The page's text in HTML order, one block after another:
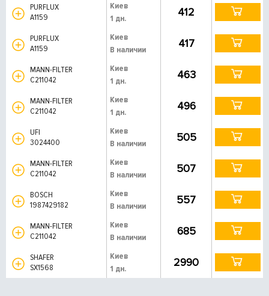
PURFLUX
A1159
Киев
1 дн.
412
PURFLUX
A1159
Киев
В наличии
417
MANN-FILTER
C211042
Киев
1 дн.
463
MANN-FILTER
C211042
Киев
1 дн.
496
UFI
3024400
Киев
В наличии
505
MANN-FILTER
C211042
Киев
В наличии
507
BOSCH
1987429182
Киев
В наличии
557
MANN-FILTER
C211042
Киев
В наличии
685
SHAFER
SX1568
Киев
1 дн.
2990